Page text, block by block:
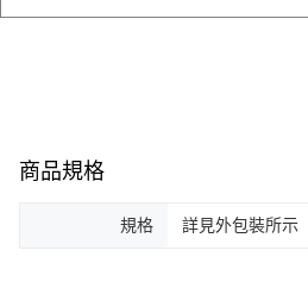
商品規格
規格 詳見外包裝所示